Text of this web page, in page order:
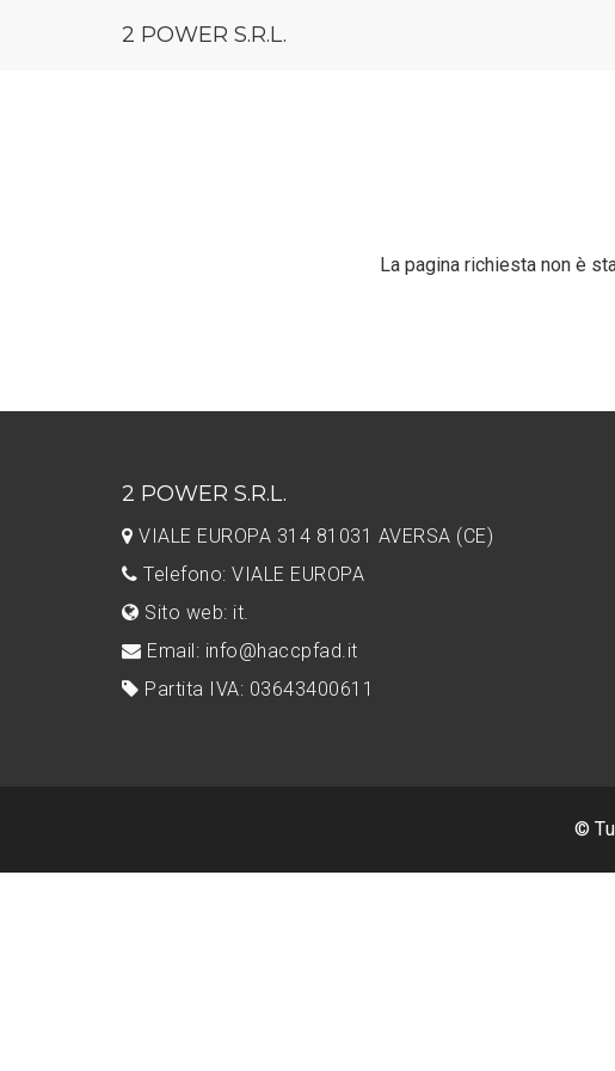
2 POWER S.R.L.
La pagina richiesta non è
2 POWER S.R.L.
VIALE EUROPA 314 81031 AVERSA (CE)
Telefono: VIALE EUROPA
Sito web: it.
Email: info@haccpfad.it
Partita IVA: 03643400611
©